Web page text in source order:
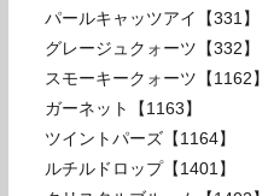
パールキャッツアイ【331】
グレージュクォーツ【332】
スモーキークォーツ【1162】
ガーネット【1163】
ツイントパーズ【1164】
ルチルドロップ【1401】